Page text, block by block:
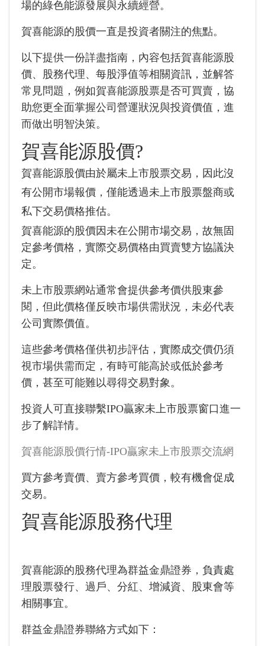
場的綠色能源發展與永續經營。
賀喜能源的股價一直是投資者關注的焦點。
以下提供一份詳盡指南，內容包括賀喜能源股
價、股務代理、每股淨值等相關資訊，並解答
常見問題，例如賀喜能源股票是否可買賣，協
助您更全面掌握公司營運狀況與投資價值，進
而做出明智決策。
賀喜能源股價?
賀喜能源股價由於屬未上市股票交易，因此沒
有公開市場報價，僅能透過未上市股票盤商或
私下交易價格推估。
賀喜能源的股價因未在公開市場交易，故無固
定參考價格，實際交易價格由買賣雙方協議決
定。
未上市股票網站通常會提供參考價供股東參
閱，但此價格僅反映市場供需狀況，未必代表
公司實際價值。
這些參考價格僅供初步評估，實際成交價仍須
視市場供需而定，有時可能高於或低於參考
價，甚至可能難以尋得交易對象。
投資人可直接聯繫IPO贏家未上市股票窗口進一
步了解詳情。
賀喜能源股價行情-IPO贏家未上市股票交流網
買方參考賣價、賣方參考買價，較有機會促成
交易。
賀喜能源股務代理
賀喜能源的股務代理為群益金鼎證券，負責處
理股票發行、過戶、分紅、增減資、股東會等
相關事宜。
群益金鼎證券聯絡方式如下：